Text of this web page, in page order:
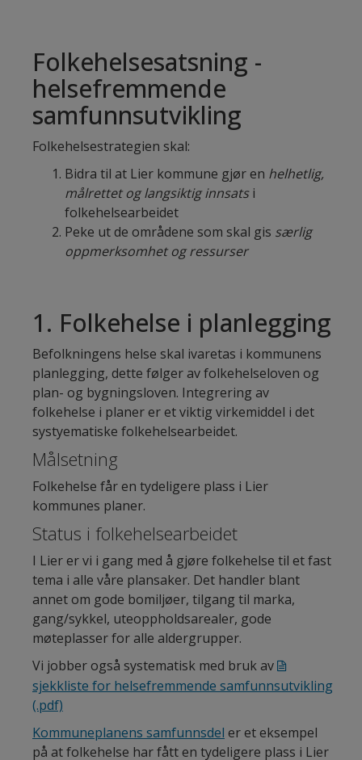
Folkehelsesatsning -
helsefremmende
samfunnsutvikling
Folkehelsestrategien skal:
Bidra til at Lier kommune gjør en helhetlig,
målrettet og langsiktig innsatsi
folkehelsearbeidet
Peke ut de områdene som skal gis særlig
oppmerksomhet og ressurser
1. Folkehelse i planlegging
Befolkningens helse skal ivaretas i kommunens
planlegging, dette følger av folkehelseloven og
plan- og bygningsloven. Integrering av
folkehelse i planer er et viktig virkemiddel i det
systyematiske folkehelsearbeidet.
Målsetning
Folkehelse får en tydeligere plass i Lier
kommunes planer.
Status i folkehelsearbeidet
I Lier er vi i gang med å gjøre folkehelse til et fast
tema i alle våre plansaker. Det handler blant
annet om gode bomiljøer, tilgang til marka,
gang/sykkel, uteoppholdsarealer, gode
møteplasser for alle aldergrupper.
Vi jobber også systematisk med bruk av
sjekkliste for helsefremmende samfunnsutvikling
(.pdf)
Kommuneplanens samfunnsdel er et eksempel
på at folkehelse har fått en tydeligere plass i Lier